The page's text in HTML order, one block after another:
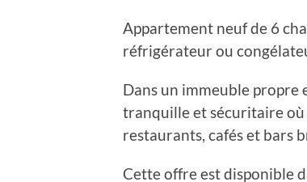
Appartement neuf de 6
réfrigérateur ou
Dans un immeuble propre
tranquille et sécuritaire où
restaurants, cafés et bars
Cette offre est disponible